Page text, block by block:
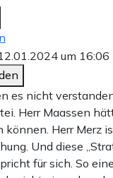
um 16:06
es nicht
Herr Maassen
können. Herr Merz
Und diese
für sich. So